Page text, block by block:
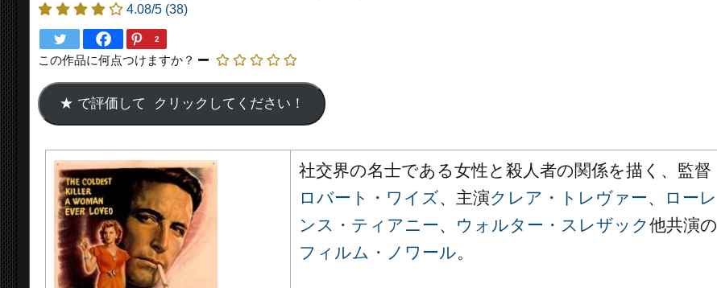
4.08/5 (38)
2
この作品に何点つけますか？
社交界の名士である女性と殺人者の関係を描く、監督
ロバート・ワイズ、主演クレア・トレヴァー、
ローレ
ンス・ティアニー、 ウォルター・スレザック他共演の
フィルム・ノワール。